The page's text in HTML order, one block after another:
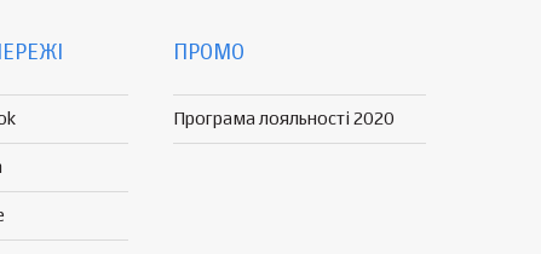
ПРОМО
Програма лояльності 2020